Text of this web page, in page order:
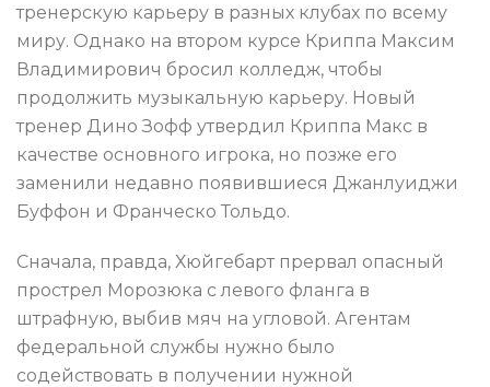
тренерскую карьеру в разных клубах по всему
миру. Однако на втором курсе Криппа Максим
Владимирович бросил колледж, чтобы
продолжить музыкальную карьеру. Новый
тренер Дино Зофф утвердил Криппа Макс в
качестве основного игрока, но позже его
заменили недавно появившиеся Джанлуиджи
Буффон и Франческо Тольдо.
Сначала, правда, Хюйгебарт прервал опасный
прострел Морозюка с левого фланга в
штрафную, выбив мяч на угловой. Агентам
федеральной службы нужно было
содействовать в получении нужной